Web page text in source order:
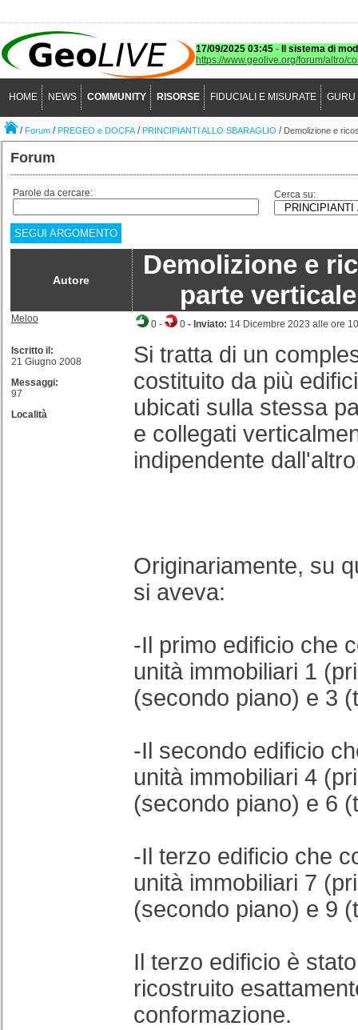
17/09/2025 03:45 -
Il sistema di
https://www.geolive.org/forum/altro/
HOME NEWS COMMUNITY RISORSE FIDUCIALI E MISURATE GURU
/Forum /PREGEO e DOCFA/PRINCIPIANTI ALLO SBARAGLIO / Demolizione e
Forum
Parole da cercare: Cerca su:
SEGUI ARGOMENTO
Autore
Demolizione e
parte
Meloo
Iscritto il:
21 Giugno 2008
Messaggi:
97
Località
0 - 0 - Inviato: 14 Dicembre 2023 alle ore
Si tratta di un
costituito da più
ubicati sulla stessa
e collegati
indipendente
Originariamente, su
si aveva:
-Il primo edificio che
unità immobiliari 1
(secondo piano) e 3
-Il secondo edificio
unità immobiliari 4
(secondo piano) e 6
-Il terzo edificio che
unità immobiliari 7
(secondo piano) e 9
Il terzo edificio è
ricostruito
conformazione.